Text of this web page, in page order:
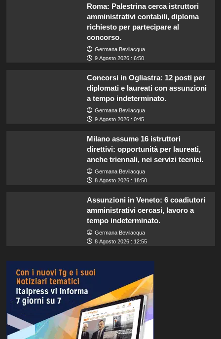
Roma: Palestrina cerca istruttori
amministrativi contabili, diploma
richiesto per partecipare al
concorso.
Germana Bevilacqua
9 Agosto 2026 : 6:50
Concorsi in Ogliastra: 12 posti per
diplomati e laureati con assunzioni
a tempo indeterminato.
Germana Bevilacqua
9 Agosto 2026 : 0:45
Milano assume 16 istruttori
direttivi: opportunità per laureati,
anche triennali, nei servizi tecnici.
Germana Bevilacqua
8 Agosto 2026 : 18:50
Assunzioni in Veneto: 6 coadiutori
amministrativi cercasi, lavoro a
tempo indeterminato.
Germana Bevilacqua
8 Agosto 2026 : 12:55